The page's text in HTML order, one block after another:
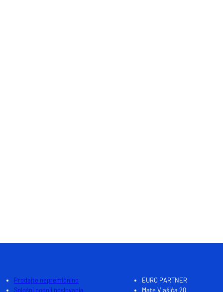
Prodajte nepremičnino
Splošni pogoji poslovanja
EURO PARTNER
Mate Vlašića 20